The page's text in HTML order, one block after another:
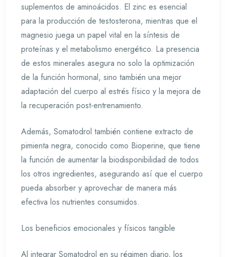
suplementos de aminoácidos. El zinc es esencial
para la producción de testosterona, mientras que el
magnesio juega un papel vital en la síntesis de
proteínas y el metabolismo energético. La presencia
de estos minerales asegura no solo la optimización
de la función hormonal, sino también una mejor
adaptación del cuerpo al estrés físico y la mejora de
la recuperación post-entrenamiento.
Además, Somatodrol también contiene extracto de
pimienta negra, conocido como Bioperine, que tiene
la función de aumentar la biodisponibilidad de todos
los otros ingredientes, asegurando así que el cuerpo
pueda absorber y aprovechar de manera más
efectiva los nutrientes consumidos.
Los beneficios emocionales y físicos tangible
Al integrar Somatodrol en su régimen diario, los